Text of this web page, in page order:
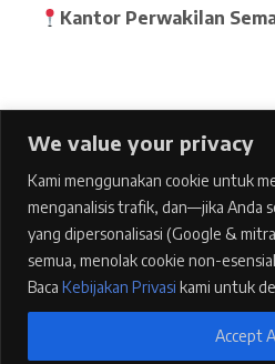
We value your privacy
Kami menggunakan cookie untuk
menganalisis trafik, dan—jika Anda
yang dipersonalisasi (Google &
semua, menolak cookie non-
Baca Kebijakan Privasi kami untuk
Accept
Kantor Perwakilan
Home
pages
Features
Blog